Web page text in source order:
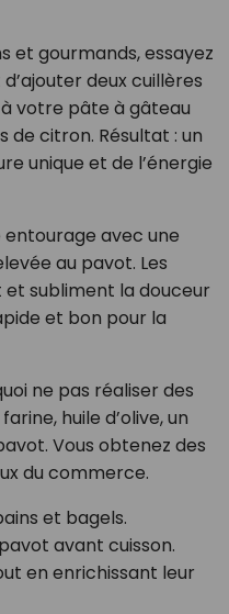
et gourmands, essayez
deux cuillères
votre pâte à gâteau
de citron. Résultat : un
unique et de l’énergie
avec une
au pavot. Les
subliment la douceur
et bon pour la
ne pas réaliser des
huile d’olive, un
Vous obtenez des
du commerce.
et bagels.
avant cuisson.
en enrichissant leur